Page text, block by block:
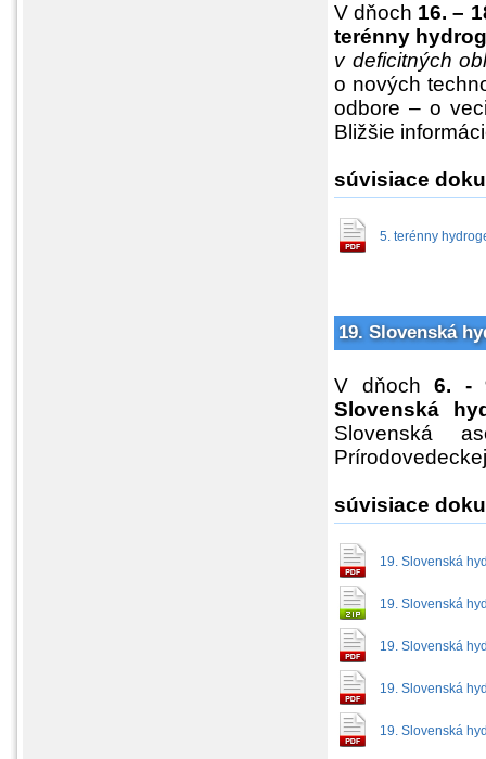
V dňoch 16. –
terénny
v deficitných
o nových
odbore – o
Bližšie
súvisiace
5. terénny
19. Slovenská
V dňoch 6. -
Slovenská
Slovenská
súvisiace
19. Slovenská
19. Slovenská
19. Slovenská
19. Slovenská
19. Slovenská